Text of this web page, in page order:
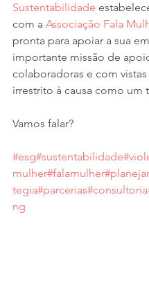
Sustentabilidade
com a Associação Fala
pronta para apoiar a sua
importante missão de
colaboradoras e com
irrestrito à causa como um
Vamos falar?
#esg#sustentabilidade
mulher#falamulher
tegia#parcerias#consultoria
ng